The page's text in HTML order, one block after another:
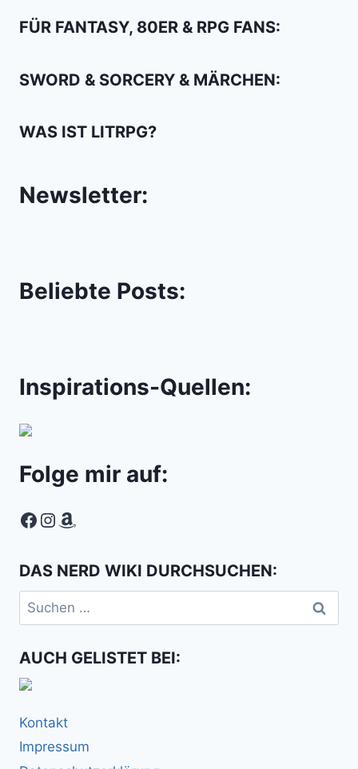
FÜR FANTASY, 80ER & RPG FANS:
SWORD & SORCERY & MÄRCHEN:
WAS IST LITRPG?
Newsletter:
Beliebte Posts:
Inspirations-Quellen:
Folge mir auf:
Facebook
Instagram
Amazon
DAS NERD WIKI DURCHSUCHEN:
Suchen
nach:
AUCH GELISTET BEI:
Kontakt
Impressum